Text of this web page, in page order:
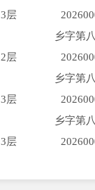
3层
2026
2层
乡字第
2026
3层
乡字第
2026
3层
乡字第
2026
安宁市自然资